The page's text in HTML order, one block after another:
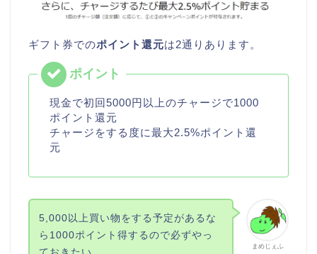
ギフト券でのポイント還元は2通りあります。
現金で初回5000円以上のチャージで1000
ポイント還元
チャージをする度に最大2.5%ポイント還
元
まめじぇふ
5,000以上買い物をする予定があるな
ら1000ポイント得するので必ずやっ